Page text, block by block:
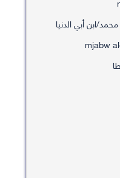
ابن أبي الدنيا